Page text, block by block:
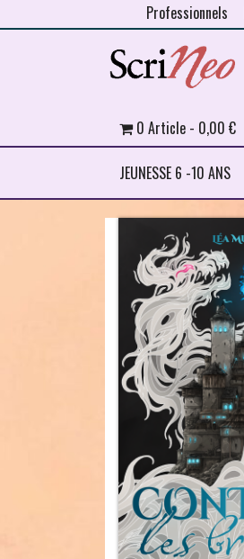
Professionnels
JEUNESSE 6 -10 ANS
0 Article 0,00 €